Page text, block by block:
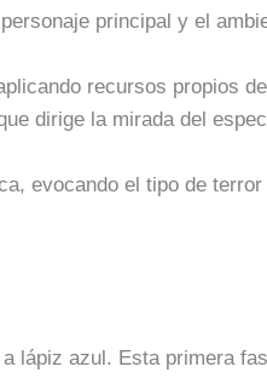
principal y el
recursos propios
dirige la mirada del
evocando el tipo de
lápiz azul. Esta primera